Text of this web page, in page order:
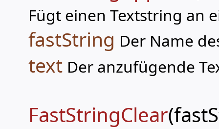
Fügt einen Textstring an
fastString Der Name
text Der anzufügende
FastStringClear